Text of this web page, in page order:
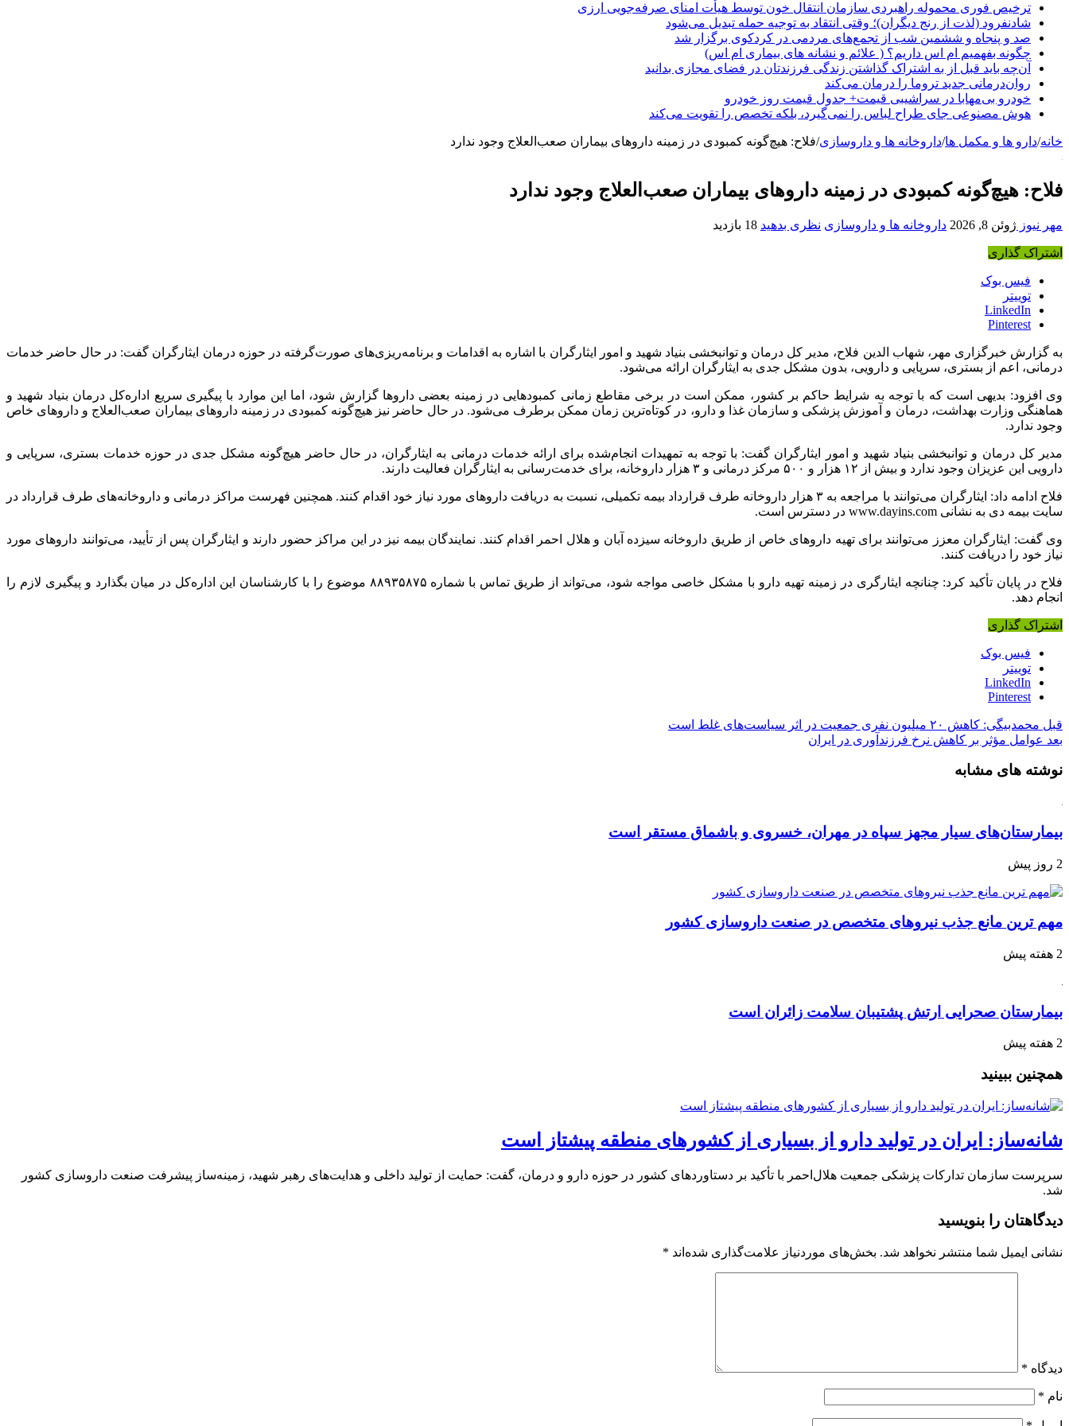
ترخیص فوری محموله راهبردی سازمان انتقال خون توسط هیأت امنای صرفه‌جویی ارزی
شادنفرود (لذت از رنج دیگران)؛ وقتی انتقاد به توجیه حمله تبدیل می‌شود
صد و پنجاه‌ و ششمین شب از تجمع‌های مردمی در کردکوی برگزار شد
چگونه بفهمیم ام اس داریم؟ ( علائم و نشانه های بیماری ام اس)
آن‌چه باید قبل از به اشتراک گذاشتن زندگی فرزندتان در فضای مجازی بدانید
روان‌درمانی جدید تروما را درمان می‌کند
خودرو بی‌مهابا در سراشیبی قیمت+ جدول قیمت روز خودرو
هوش مصنوعی جای طراح لباس را نمی‌گیرد، بلکه تخصص را تقویت می‌کند
خانه/دارو ها و مکمل ها/داروخانه ها و داروسازی/فلاح: هیچ‌گونه کمبودی در زمینه داروهای بیماران صعب‌العلاج وجود ندارد
فلاح: هیچ‌گونه کمبودی در زمینه داروهای بیماران صعب‌العلاج وجود ندارد
مهر نیوز ژوئن 8, 2026 داروخانه ها و داروسازی نظری بدهید 18 بازدید
اشتراک گذاری
فیس بوک
توییتر
LinkedIn
Pinterest
به گزارش خبرگزاری مهر، شهاب الدین فلاح، مدیر کل درمان و توانبخشی بنیاد شهید و امور ایثارگران با اشاره به اقدامات و برنامه‌ریزی‌های صورت‌گرفته در حوزه درمان ایثارگران گفت: در حال حاضر خدمات
درمانی، اعم از بستری، سرپایی و دارویی، بدون مشکل جدی به ایثارگران ارائه می‌شود.
وی افزود: بدیهی است که با توجه به شرایط حاکم بر کشور، ممکن است در برخی مقاطع زمانی کمبودهایی در زمینه بعضی داروها گزارش شود، اما این موارد با پیگیری سریع اداره‌کل درمان بنیاد شهید و
هماهنگی وزارت بهداشت، درمان و آموزش پزشکی و سازمان غذا و دارو، در کوتاه‌ترین زمان ممکن برطرف می‌شود. در حال حاضر نیز هیچ‌گونه کمبودی در زمینه داروهای بیماران صعب‌العلاج و داروهای خاص
وجود ندارد.
مدیر کل درمان و توانبخشی بنیاد شهید و امور ایثارگران گفت: با توجه به تمهیدات انجام‌شده برای ارائه خدمات درمانی به ایثارگران، در حال حاضر هیچ‌گونه مشکل جدی در حوزه خدمات بستری، سرپایی و
دارویی این عزیزان وجود ندارد و بیش از ۱۲ هزار و ۵۰۰ مرکز درمانی و ۳ هزار داروخانه، برای خدمت‌رسانی به ایثارگران فعالیت دارند.
فلاح ادامه داد: ایثارگران می‌توانند با مراجعه به ۳ هزار داروخانه طرف قرارداد بیمه تکمیلی، نسبت به دریافت داروهای مورد نیاز خود اقدام کنند. همچنین فهرست مراکز درمانی و داروخانه‌های طرف قرارداد در
سایت بیمه دی به نشانی www.dayins.com در دسترس است.
وی گفت: ایثارگران معزز می‌توانند برای تهیه داروهای خاص از طریق داروخانه سیزده آبان و هلال احمر اقدام کنند. نمایندگان بیمه نیز در این مراکز حضور دارند و ایثارگران پس از تأیید، می‌توانند داروهای مورد
نیاز خود را دریافت کنند.
فلاح در پایان تأکید کرد: چنانچه ایثارگری در زمینه تهیه دارو با مشکل خاصی مواجه شود، می‌تواند از طریق تماس با شماره ۸۸۹۳۵۸۷۵ موضوع را با کارشناسان این اداره‌کل در میان بگذارد و پیگیری لازم را
انجام دهد.
اشتراک گذاری
فیس بوک
توییتر
LinkedIn
Pinterest
قبل محمدبیگی: کاهش ۲۰ میلیون نفری جمعیت در اثر سیاست‌های غلط است
بعد عوامل مؤثر بر کاهش نرخ فرزندآوری در ایران
نوشته های مشابه
بیمارستان‌های سیار مجهز سپاه در مهران، خسروی و باشماق مستقر است
2 روز پیش
مهم ترین مانع جذب نیروهای متخصص در صنعت داروسازی کشور
2 هفته پیش
بیمارستان صحرایی ارتش پشتیبان سلامت زائران است
2 هفته پیش
همچنین ببینید
شانه‌ساز: ایران در تولید دارو از بسیاری از کشورهای منطقه پیشتاز است
سرپرست سازمان تدارکات پزشکی جمعیت هلال‌احمر با تأکید بر دستاوردهای کشور در حوزه دارو و درمان، گفت: حمایت از تولید داخلی و هدایت‌های رهبر شهید، زمینه‌ساز پیشرفت صنعت داروسازی کشور
شد.
دیدگاهتان را بنویسید
نشانی ایمیل شما منتشر نخواهد شد. بخش‌های موردنیاز علامت‌گذاری شده‌اند *
دیدگاه *
نام *